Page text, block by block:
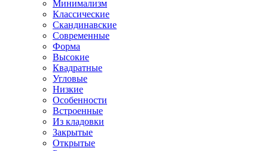
Минимализм
Классические
Скандинавские
Современные
Форма
Высокие
Квадратные
Угловые
Низкие
Особенности
Встроенные
Из кладовки
Закрытые
Открытые